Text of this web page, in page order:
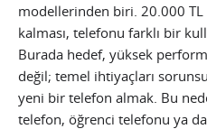
modellerinden biri. 20.000 TL
kalması, telefonu farklı bir
Burada hedef, yüksek
değil; temel ihtiyaçları
yeni bir telefon almak. Bu
telefon, öğrenci telefonu ya